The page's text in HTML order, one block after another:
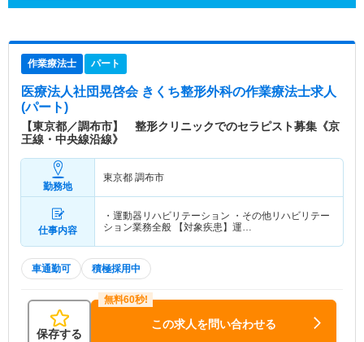
作業療法士 パート
医療法人社団晃啓会 きくち整形外科の作業療法士求人
(パート)
【東京都／調布市】 整形クリニックでのセラピスト募集《京
王線・中央線沿線》
勤務地
東京都 調布市
仕事内容
・運動器リハビリテーション ・その他リハビリテー
ション業務全般 【対象疾患】運…
車通勤可 積極採用中
保存する
この求人を問い合わせる